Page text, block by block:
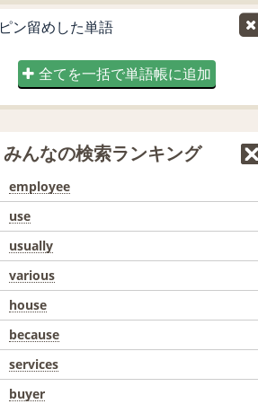
ピン留めした単語
全てを一括で単語帳に追加
みんなの検索ランキング
employee
use
usually
various
house
because
services
buyer